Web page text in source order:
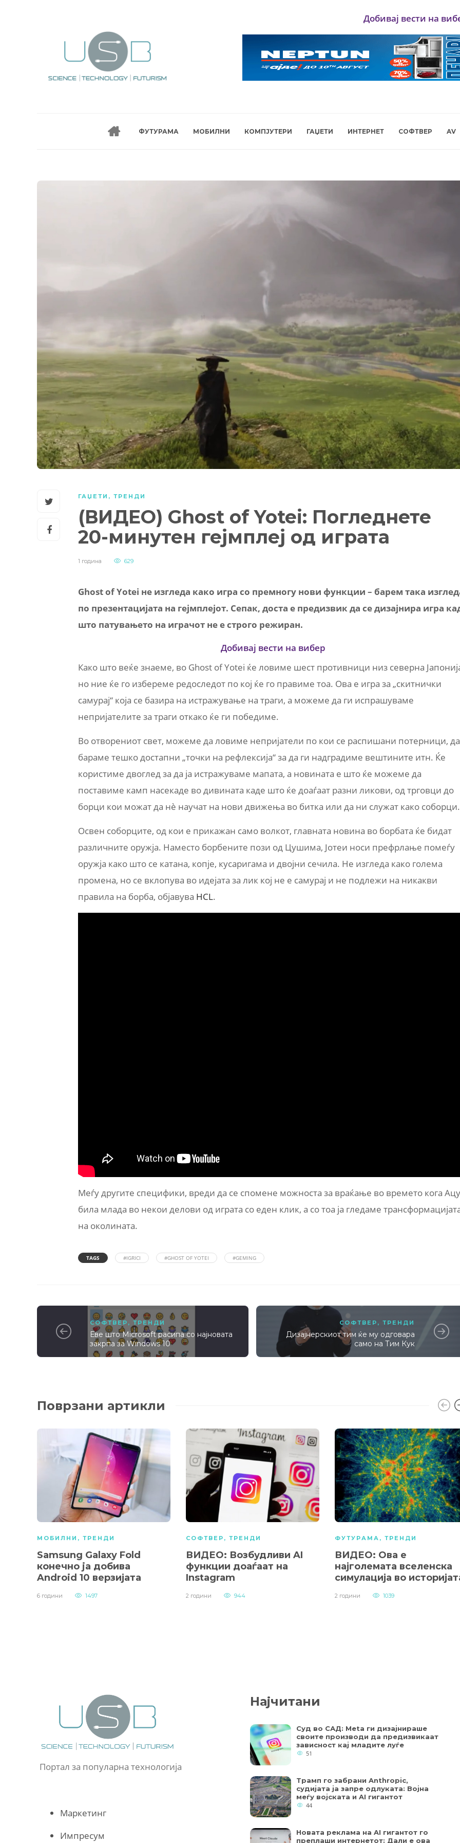
Добивај вести на
ФУТУРАМА МОБИЛНИ КОМПЈУТЕРИ ГАЏЕТИ ИНТЕРНЕТ СОФТВЕР AV
ГАЏЕТИ , ТРЕНДИ
(ВИДЕО) Ghost of Yotei: Погледнете
20-минутен гејмплеј од играта
1 година 629
Ghost of Yotei не изгледа како игра со премногу нови функции – барем така
по презентацијата на гејмплејот. Сепак, доста е предизвик да се дизајнира игра
што патувањето на играчот не е строго режиран.
Добивај вести на вибер
Како што веќе знаеме, во Ghost of Yotei ќе ловиме шест противници низ северна
но ние ќе го избереме редоследот по кој ќе го правиме тоа. Ова е игра за „скитнички
самурај“ која се базира на истражување на траги, а можеме да ги испрашуваме
непријателите за траги откако ќе ги победиме.
Во отворениот свет, можеме да ловиме непријатели по кои се распишани потерници, да
бараме тешко достапни „точки на рефлексија“ за да ги надградиме вештините итн. Ќе
користиме двоглед за да ја истражуваме мапата, а новината е што ќе можеме да
поставиме камп насекаде во дивината каде што ќе доаѓаат разни ликови, од трговци до
борци кои можат да нè научат на нови движења во битка или да ни служат како соборци.
Освен соборците, од кои е прикажан само волкот, главната новина во борбата ќе бидат
различните оружја. Наместо борбените пози од Цушима, Јотеи носи префрлање помеѓу
оружја како што се катана, копје, кусаригама и двојни сечила. Не изгледа како голема
промена, но се вклопува во идејата за лик кој не е самурај и не подлежи на никакви
правила на борба, објавува HCL.
Меѓу другите специфики, вреди да се спомене можноста за враќање во времето кога Ацу
била млада во некои делови од играта со еден клик, а со тоа ја гледаме
на околината.
TAGS #IGRICI #GHOST OF YOTEI #GEMING
СОФТВЕР ,ТРЕНДИ
Еве што Microsoft расипа со најновата
закрпа за Windows 10
СОФТВЕР ,ТРЕНДИ
Дизајнерскиот тим ќе му одговара
само на Тим Кук
Поврзани артикли
МОБИЛНИ , ТРЕНДИ
Samsung Galaxy Fold
конечно ja добива
Android 10 верзијата
6 години 1497
СОФТВЕР , ТРЕНДИ
ВИДЕО: Возбудливи AI
функции доаѓаат на
Instagram
2 години 944
ФУТУРАМА , ТРЕНДИ
ВИДЕО: Ова е
најголемата вселенска
симулација во
2 години 1039
Портал за популарна технологија
Маркетинг
Импресум
Најчитани
Суд во САД: Meta ги дизајнираше
своите производи да предизвикаат
зависност кај младите луѓе
51
Трамп го забрани Anthropic,
судијата ја запре одлуката: Војна
меѓу војската и AI гигантот
44
Новата реклама на AI гигантот го
преплаши интернетот: Дали е ова